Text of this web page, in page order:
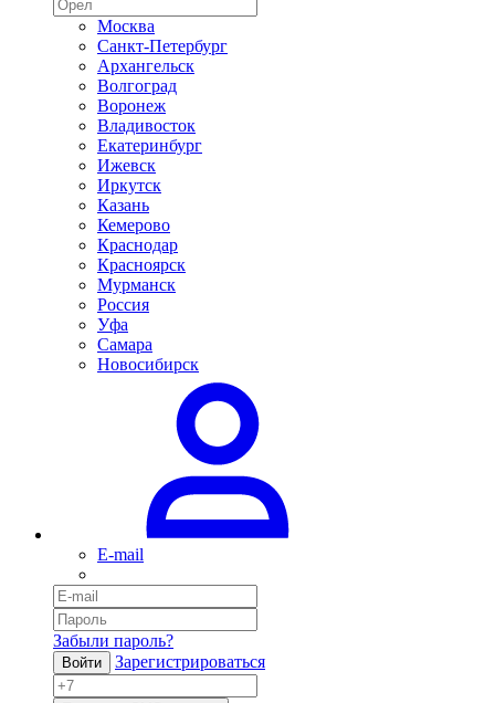
Москва
Санкт-Петербург
Архангельск
Волгоград
Воронеж
Владивосток
Екатеринбург
Ижевск
Иркутск
Казань
Кемерово
Краснодар
Красноярск
Мурманск
Россия
Уфа
Самара
Новосибирск
E-mail
Забыли пароль?
Войти Зарегистрироваться